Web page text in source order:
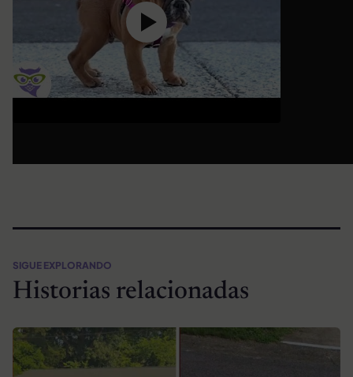
SIGUE EXPLORANDO
Historias relacionadas